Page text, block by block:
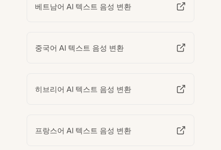
베트남어 AI 텍스트 음성 변환
중국어 AI 텍스트 음성 변환
히브리어 AI 텍스트 음성 변환
프랑스어 AI 텍스트 음성 변환